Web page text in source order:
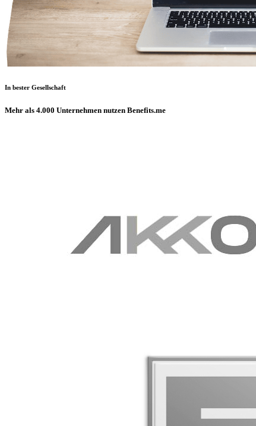
In bester Gesellschaft
Mehr als 4.000 Unternehmen nutzen Benefits.me